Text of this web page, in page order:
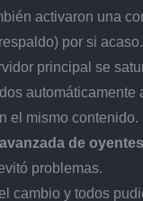
activaron una
por si
principal se
automáticamente
el mismo contenido.
de
problemas.
cambio y todos